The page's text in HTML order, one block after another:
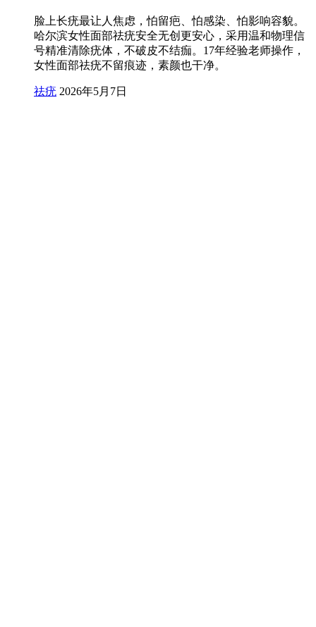
脸上长疣最让人焦虑，怕留疤、怕感染、怕影响容貌。
哈尔滨女性面部祛疣安全无创更安心，采用温和物理信
号精准清除疣体，不破皮不结痂。17年经验老师操作，
女性面部祛疣不留痕迹，素颜也干净。
祛疣 2026年5月7日